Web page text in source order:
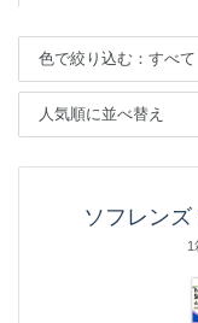
ソフレン
1